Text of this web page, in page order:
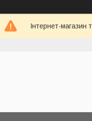
Інтернет-магазин